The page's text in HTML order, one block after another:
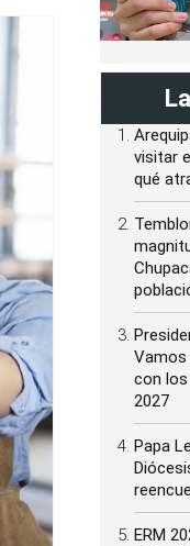
visitar
qué
Vamos
con
2027
Papa
ERM